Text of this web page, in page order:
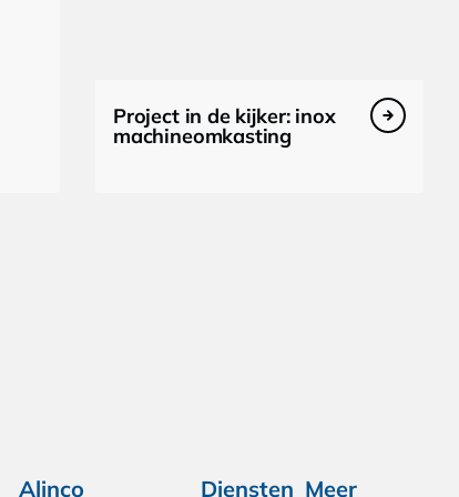
Project in de kijker: inox
machineomkasting
Alinco Diensten Meer